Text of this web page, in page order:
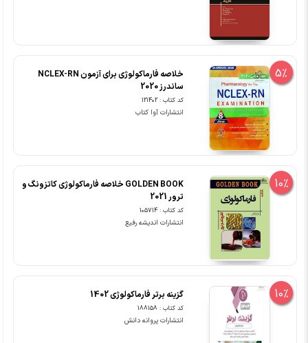
5%
خلاصه فارماکولوژی برای آزمون NCLEX-RN
ساندرز 2020
کد کتاب : 121402
انتشارات آوا کتاب
10%
GOLDEN BOOK خلاصه فارماکولوژی کاتزونگ و
ترور 2021
کد کتاب : 105714
انتشارات اندیشه رفیع
10% گزینه برتر فارماکولوژی 1402
کد کتاب : 188158
انتشارات پروانه دانش